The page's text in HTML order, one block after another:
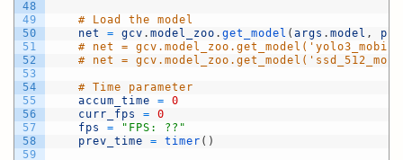
48
49
50
51
52
53
54
55
56
57
58
59
# Load the model
net
= gcv . model_zoo . get_model ( args . model ,
# net =
# net =
# Time parameter
accum_time
=
0
curr_fps
=
0
fps
=
"FPS: ??"
prev_time
= timer ( )